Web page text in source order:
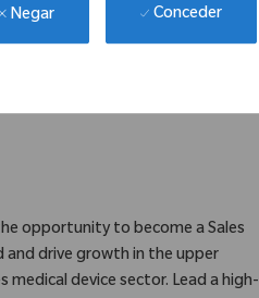
Negar Conceder
opportunity to become a Sales
and drive growth in the upper
medical device sector. Lead a high-